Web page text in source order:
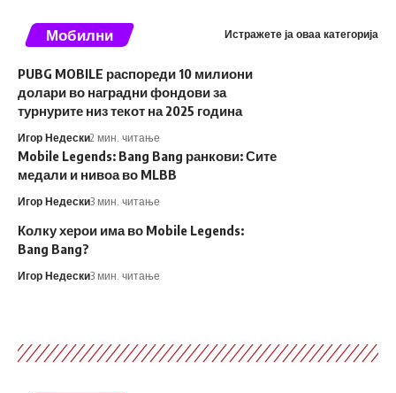
Мобилни Истражете ја оваа категорија
PUBG MOBILE распореди 10 милиони
долари во наградни фондови за
турнурите низ текот на 2025 година
Игор Недески2 мин. читање
Mobile Legends: Bang Bang ранкови: Сите
медали и нивоа во MLBB
Игор Недески3 мин. читање
Колку херои има во Mobile Legends:
Bang Bang?
Игор Недески3 мин. читање